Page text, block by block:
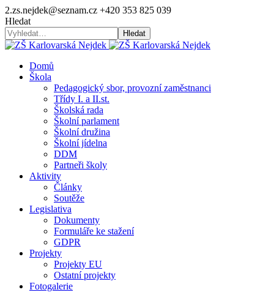
2.zs.nejdek@seznam.cz +420 353 825 039
Hledat
Hledat
Domů
Škola
Pedagogický sbor, provozní zaměstnanci
Třídy I. a II.st.
Školská rada
Školní parlament
Školní družina
Školní jídelna
DDM
Partneři školy
Aktivity
Články
Soutěže
Legislativa
Dokumenty
Formuláře ke stažení
GDPR
Projekty
Projekty EU
Ostatní projekty
Fotogalerie